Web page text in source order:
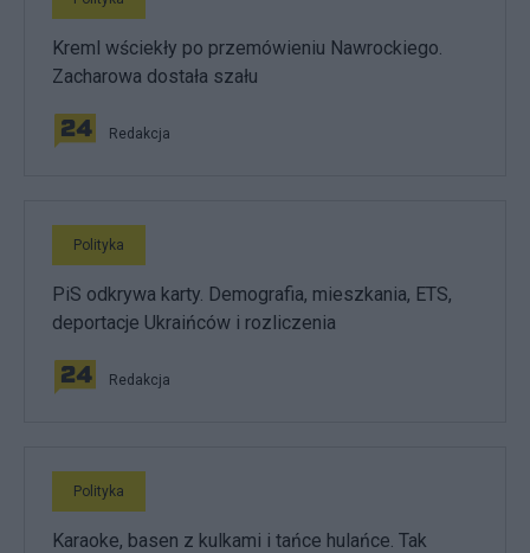
Kreml wściekły po przemówieniu Nawrockiego.
Zacharowa dostała szału
Redakcja
Polityka
PiS odkrywa karty. Demografia, mieszkania, ETS,
deportacje Ukraińców i rozliczenia
Redakcja
Polityka
Karaoke, basen z kulkami i tańce hulańce. Tak